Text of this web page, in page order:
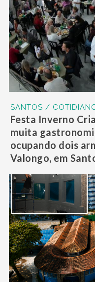
SANTOS /
Festa Inverno
muita
ocupando dois
Valongo, em